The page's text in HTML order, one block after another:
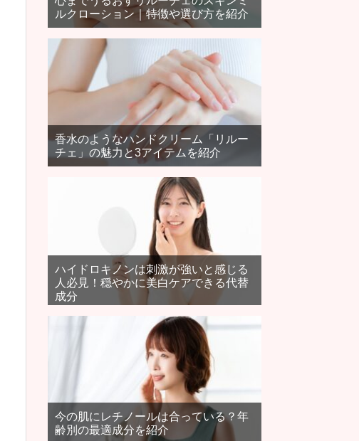
ルクローション｜特徴や選び方を紹介
香水のようなハンドクリーム「リルー
チェ」の魅力と3アイテムを紹介
ハイドロキノンは刺激が強いと感じる
人必見！穏やかに美白ケアできる代替
成分
今の肌にレチノールは合っている？年
齢別の最適成分を紹介